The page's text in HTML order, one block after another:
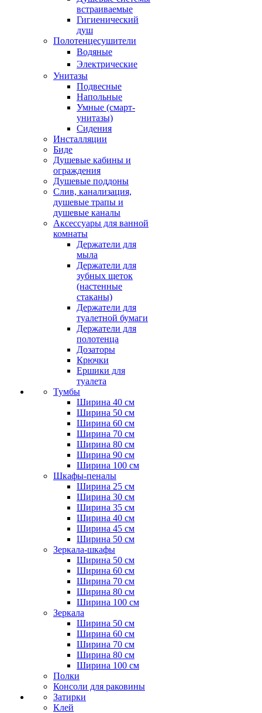
встраиваемые
Гигиенический
душ
Полотенцесушители
ㅤВодяные
ㅤЭлектрические
Унитазы
Подвесные
Напольные
Умные (смарт-
унитазы)
Сидения
Инсталляции
Биде
Душевые кабины и
ограждения
Душевые поддоны
Слив, канализация,
душевые трапы и
душевые каналы
Аксессуары для ванной
комнаты
Держатели для
мыла
Держатели для
зубных щеток
(настенные
стаканы)
Держатели для
туалетной бумаги
Держатели для
полотенца
Дозаторы
Крючки
Ершики для
туалета
Тумбы
Ширина 40 см
Ширина 50 см
Ширина 60 см
Ширина 70 см
Ширина 80 см
Ширина 90 см
Ширина 100 см
Шкафы-пеналы
Ширина 25 см
Ширина 30 см
Ширина 35 см
Ширина 40 см
Ширина 45 см
Ширина 50 см
Зеркала-шкафы
Ширина 50 см
Ширина 60 см
Ширина 70 см
Ширина 80 см
Ширина 100 см
Зеркала
Ширина 50 см
Ширина 60 см
Ширина 70 см
Ширина 80 см
Ширина 100 см
Полки
Консоли для раковины
Затирки
Клей